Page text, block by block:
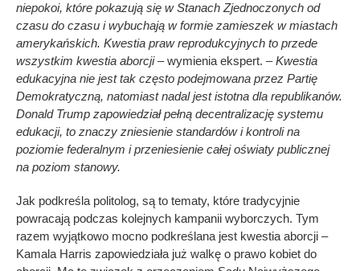
niepokoi, które pokazują się w Stanach Zjednoczonych od
czasu do czasu i wybuchają w formie zamieszek w miastach
amerykańskich. Kwestia praw reprodukcyjnych to przede
wszystkim kwestia aborcji –wymienia ekspert. –Kwestia
edukacyjna nie jest tak często podejmowana przez Partię
Demokratyczną, natomiast nadal jest istotna dla republikanów.
Donald Trump zapowiedział pełną decentralizację systemu
edukacji, to znaczy zniesienie standardów i kontroli na
poziomie federalnym i przeniesienie całej oświaty publicznej
na poziom stanowy.
Jak podkreśla politolog, są to tematy, które tradycyjnie
powracają podczas kolejnych kampanii wyborczych. Tym
razem wyjątkowo mocno podkreślana jest kwestia aborcji –
Kamala Harris zapowiedziała już walkę o prawo kobiet do